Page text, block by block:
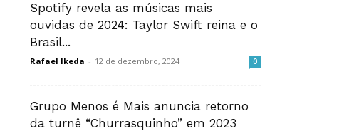
Spotify revela as músicas mais
ouvidas de 2024: Taylor Swift reina e o
Brasil...
Rafael Ikeda - 12 de dezembro, 2024 0
Grupo Menos é Mais anuncia retorno
da turnê “Churrasquinho” em 2023